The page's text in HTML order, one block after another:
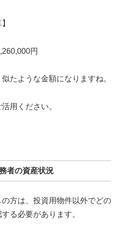
円
たような金額になりますね。
用ください。
者の資産状況
方は、投資用物件以外でどの
る必要があります。